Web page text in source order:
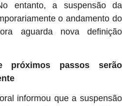
entanto, a suspensão da
o andamento do
aguarda nova definição
próximos passos serão
informou que a suspensão